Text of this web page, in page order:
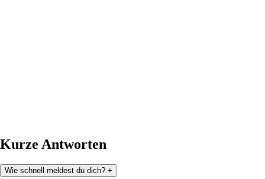
Kurze Antworten
Wie schnell meldest du dich? +